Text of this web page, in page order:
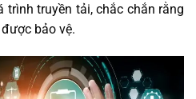
truyền tải, chắc chắn rằng
bảo vệ.